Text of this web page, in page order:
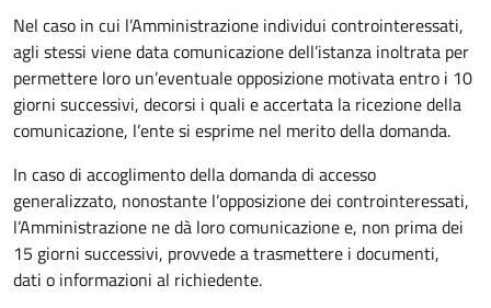
Nel caso in cui l’Amministrazione individui controinteressati,
agli stessi viene data comunicazione dell’istanza inoltrata per
permettere loro un’eventuale opposizione motivata entro i 10
giorni successivi, decorsi i quali e accertata la ricezione della
comunicazione, l’ente si esprime nel merito della domanda.
In caso di accoglimento della domanda di accesso
generalizzato, nonostante l’opposizione dei controinteressati,
l’Amministrazione ne dà loro comunicazione e, non prima dei
15 giorni successivi, provvede a trasmettere i documenti,
dati o informazioni al richiedente.